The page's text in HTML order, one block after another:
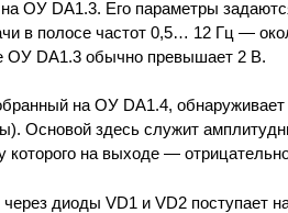
ОУ DA1.3. Его параметры
в полосе частот 0,5… 12 Гц —
ОУ DA1.3 обычно превышает 2 В.
на ОУ DA1.4,
Основой здесь служит
которого на выходе —
диоды VD1 и VD2 поступает